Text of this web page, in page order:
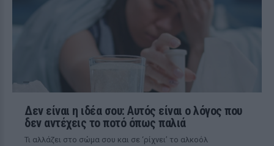
Δεν είναι η ιδέα σου: Αυτός είναι ο λόγος που
δεν αντέχεις το ποτό όπως παλιά
Τι αλλάζει στο σώμα σου και σε ‘ρίχνει’ το αλκοόλ